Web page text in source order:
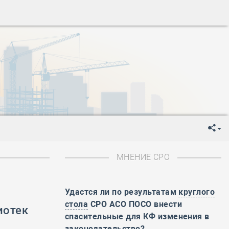
День Государственного флага Российской Федерации
-День знаний
День сотрудника органов внутренних дел РФ
День полного освобождения Ленинграда от фашистской
Весны и Труда
Победы!
День Государственного флага Российской Федерации
День полного освобождения Ленинграда от фашистской
Весны и Труда
МНЕНИЕ СРО
Удастся ли по результатам круглого
стола СРО АСО ПОСО внести
спасительные для КФ изменения в